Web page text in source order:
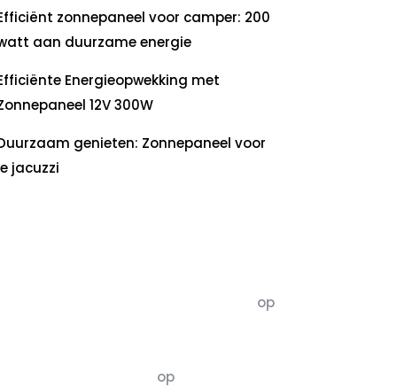
zonnepaneel voor camper: 200
aan duurzame energie
Energieopwekking met
12V 300W
genieten: Zonnepaneel voor
jacuzzi
op
op